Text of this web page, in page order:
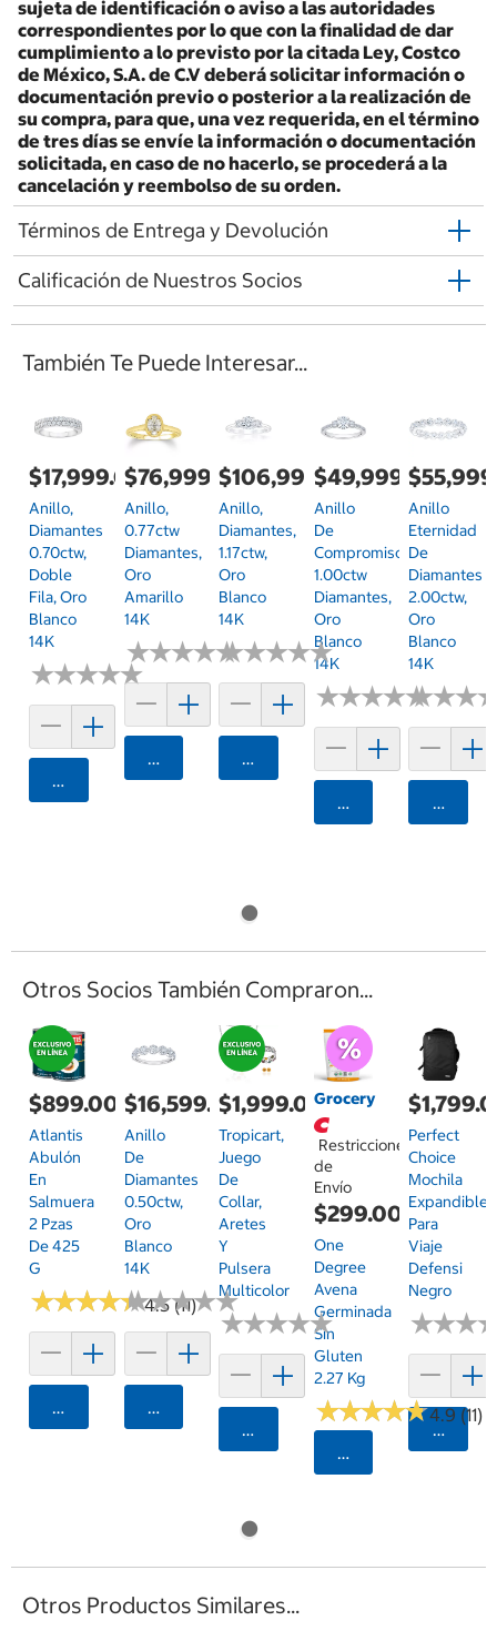
sujeta de identificación o aviso a las autoridades
correspondientes por lo que con la finalidad de dar
cumplimiento a lo previsto por la citada Ley, Costco
de México, S.A. de C.V deberá solicitar información o
documentación previo o posterior a la realización de
su compra, para que, una vez requerida, en el término
de tres días se envíe la información o documentación
solicitada, en caso de no hacerlo, se procederá a la
cancelación y reembolso de su orden.
Términos de Entrega y Devolución
Calificación de Nuestros Socios
También Te Puede Interesar...
$17,999.00
Anillo,
Diamantes
0.70ctw,
Doble
Fila, Oro
Blanco
14K
★★★★★
★★★★★
Agregar
$76,999.00
Anillo,
0.77ctw
Diamantes,
Oro
Amarillo
14K
★★★★★
★★★★★
Agregar
$106,999.00
Anillo,
Diamantes,
1.17ctw,
Oro
Blanco
14K
★★★★★
★★★★★
Agregar
$49,999.00
Anillo
De
Compromiso,
1.00ctw
Diamantes,
Oro
Blanco
14K
★★★★★
★★★★★
Agregar
Anillo
Eternidad
De
Diamantes
2.00ctw,
Oro
Blanco
14K
★★★
★★★
Otros Socios También Compraron...
$899.00
Atlantis
Abulón
En
Salmuera
2 Pzas
De 425
G
★★★★★
★★★★★4.5 (11)
Agregar
$16,599.00
Anillo
De
Diamantes
0.50ctw,
Oro
Blanco
14K
★★★★★
★★★★★
Agregar
$1,999.00
Tropicart,
Juego
De
Collar,
Aretes
Y
Pulsera
Multicolor
★★★★★
★★★★★
Agregar
Grocery
Restricciones
de
Envío
$299.00
One
Degree
Avena
Germinada
Sin
Gluten
2.27 Kg
★★★★★
★★★★★4.9 (11)
Seleccionar
Perfect
Choice
Mochila
Expandible
Para
Viaje
Defensi
Negro
★★★
★★★
Otros Productos Similares...